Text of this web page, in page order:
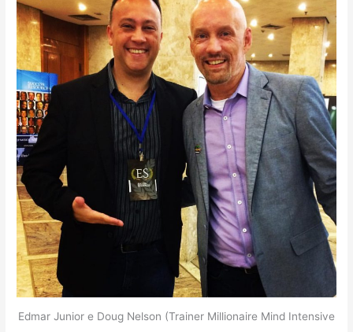
Edmar Junior e Doug Nelson (Trainer Millionaire Mind Intensive